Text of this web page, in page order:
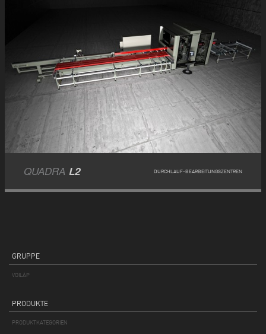
QUADRA L2 DURCHLAUF-BEARBEITUNGSZENTREN
GRUPPE
VOILÀP
PRODUKTE
PRODUKTKATEGORIEN